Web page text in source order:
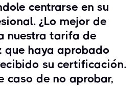
centrarse en su
¿Lo mejor de
nuestra tarifa de
que haya aprobado
su certificación.
caso de no aprobar,